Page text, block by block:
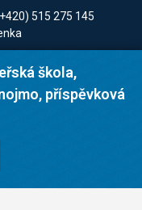
515 275 145
škola,
příspěvková